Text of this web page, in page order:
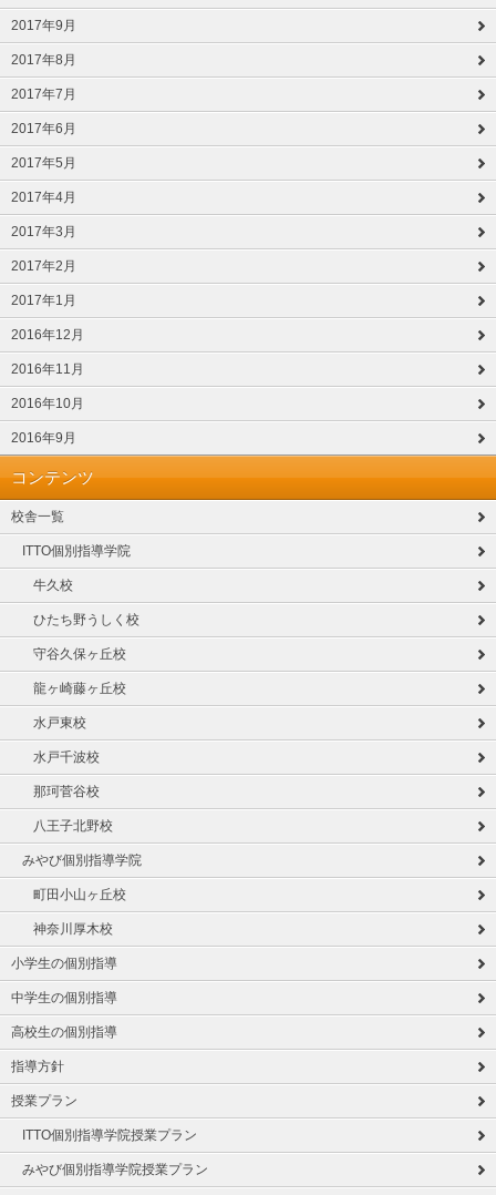
2017年9月
2017年8月
2017年7月
2017年6月
2017年5月
2017年4月
2017年3月
2017年2月
2017年1月
2016年12月
2016年11月
2016年10月
2016年9月
コンテンツ
校舎一覧
ITTO個別指導学院
牛久校
ひたち野うしく校
守谷久保ヶ丘校
龍ヶ崎藤ヶ丘校
水戸東校
水戸千波校
那珂菅谷校
八王子北野校
みやび個別指導学院
町田小山ヶ丘校
神奈川厚木校
小学生の個別指導
中学生の個別指導
高校生の個別指導
指導方針
授業プラン
ITTO個別指導学院授業プラン
みやび個別指導学院授業プラン